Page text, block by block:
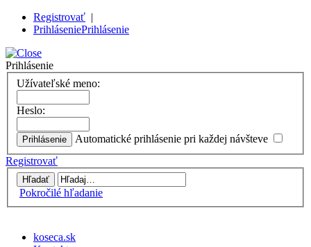
Registrovať |
PrihláseniePrihlásenie
Prihlásenie
Užívateľské meno:
Heslo:
Automatické prihlásenie pri každej návšteve
Registrovať
Pokročilé hľadanie
koseca.sk